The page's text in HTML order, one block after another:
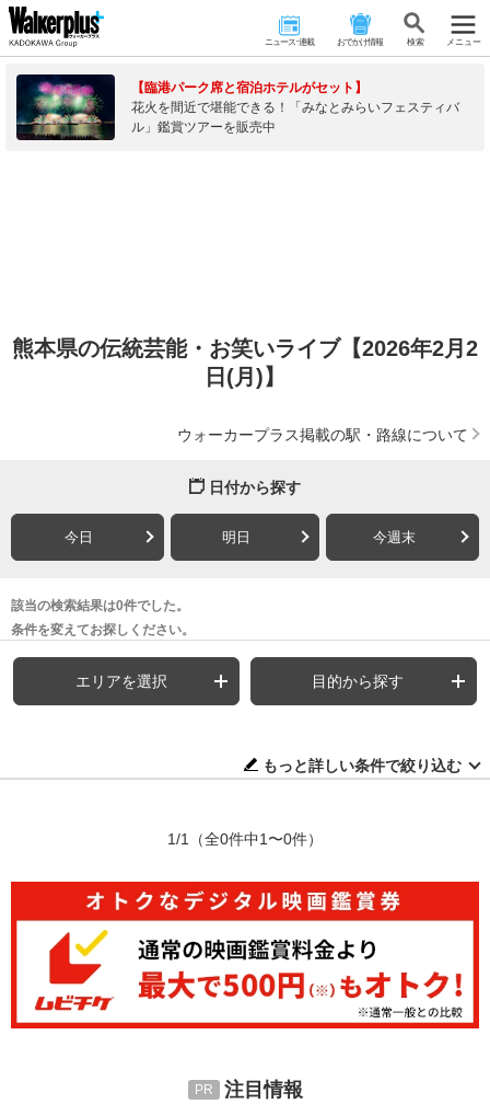
ニュース･連載 おでかけ情報 検 索 メニュー
【臨港パーク席と宿泊ホテルがセット】
花火を間近で堪能できる！「みなとみらいフェスティバ
ル」鑑賞ツアーを販売中
熊本県の伝統芸能・お笑いライブ【2026年2月2
日(月)】
ウォーカープラス掲載の駅・路線について
日付から探す
今日 明日 今週末
該当の検索結果は0件でした。
条件を変えてお探しください。
エリアを選択 目的から探す
もっと詳しい条件で絞り込む
1/1 （全0件中1〜0件）
注目情報